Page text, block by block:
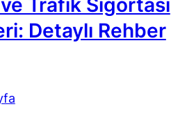
Trafik Sigortası
Detaylı Rehber